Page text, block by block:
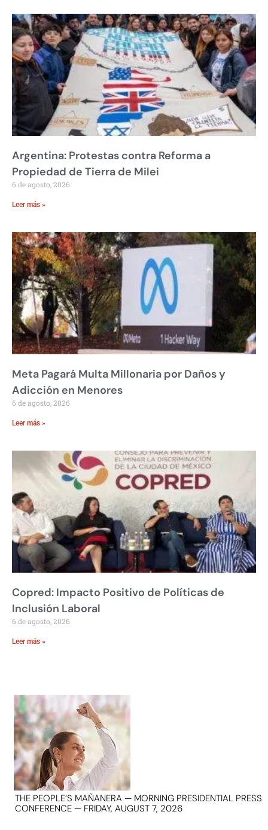
Argentina: Protestas contra Reforma a
Propiedad de Tierra de Milei
6 de agosto, 2026
Leer más »
Meta Pagará Multa Millonaria por Daños y
Adicción en Menores
6 de agosto, 2026
Leer más »
Copred: Impacto Positivo de Políticas de
Inclusión Laboral
6 de agosto, 2026
Leer más »
THE PEOPLE’S MAÑANERA — MORNING PRESIDENTIAL PRESS
CONFERENCE — FRIDAY, AUGUST 7, 2026